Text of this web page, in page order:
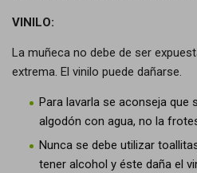
VINILO:
La muñeca no debe de ser
extrema. El vinilo puede dañarse.
Para lavarla se aconseja que
algodón con agua, no la
Nunca se debe utilizar
tener alcohol y éste daña el